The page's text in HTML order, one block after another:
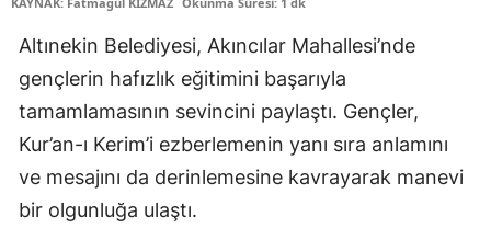
Edirne
Elazığ
Erzincan
Erzurum
Altınekin Belediyesi, Akıncılar Mahallesi’nde
gençlerin hafızlık eğitimini başarıyla
tamamlamasının sevincini paylaştı. Gençler,
Kur’an-ı Kerim’i ezberlemenin yanı sıra anlamını
ve mesajını da derinlemesine kavrayarak manevi
bir olgunluğa ulaştı.